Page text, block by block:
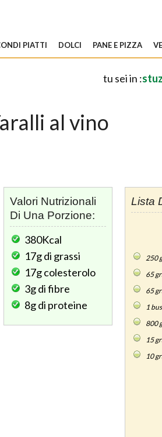
PIATTI DOLCI PANE E PIZZA
tu sei in :
al vino
Lista
250
65
65
1
800
15
10
Valori Nutrizionali
Di Una Porzione:
380Kcal
17gdi grassi
17gcolesterolo
3gdi fibre
8gdi proteine